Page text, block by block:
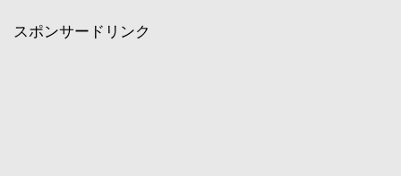
スポンサードリンク